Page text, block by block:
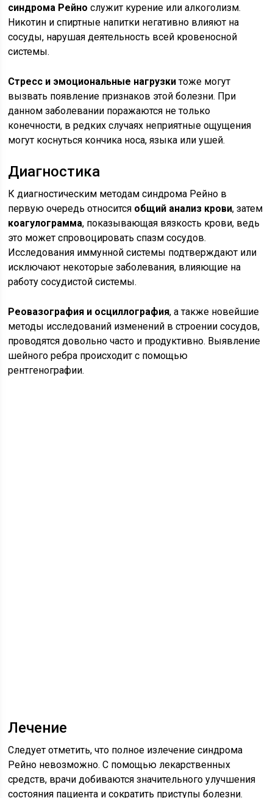
синдрома Рейно служит курение или алкоголизм.
Никотин и спиртные напитки негативно влияют на
сосуды, нарушая деятельность всей кровеносной
системы.
Стресс и эмоциональные нагрузкитоже могут
вызвать появление признаков этой болезни. При
данном заболевании поражаются не только
конечности, в редких случаях неприятные ощущения
могут коснуться кончика носа, языка или ушей.
Диагностика
К диагностическим методам синдрома Рейно в
первую очередь относится общий анализ крови, затем
коагулограмма, показывающая вязкость крови, ведь
это может спровоцировать спазм сосудов.
Исследования иммунной системы подтверждают или
исключают некоторые заболевания, влияющие на
работу сосудистой системы.
Реовазография и осциллография, а также новейшие
методы исследований изменений в строении сосудов,
проводятся довольно часто и продуктивно. Выявление
шейного ребра происходит с помощью
рентгенографии.
Лечение
Следует отметить, что полное излечение синдрома
Рейно невозможно. С помощью лекарственных
средств, врачи добиваются значительного улучшения
состояния пациента и сократить приступы болезни.